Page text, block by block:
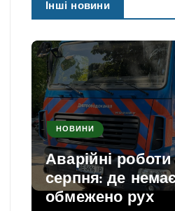
Інші новини
НОВИНИ
Аварійні роботи
серпня: де
обмежено рух